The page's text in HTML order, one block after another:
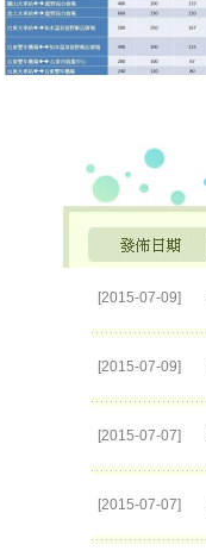
[2015-07-09]
[2015-07-09]
[2015-07-07]
[2015-07-07]